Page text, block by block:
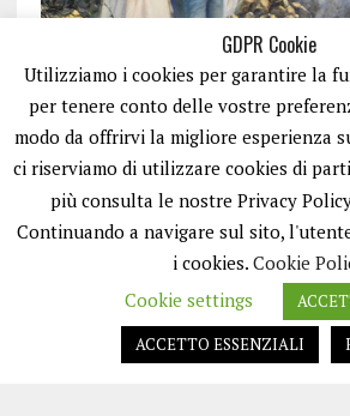
ISCRIVITI
GDPR Cookie
Utilizziamo i cookies per garantire la
per tenere conto delle vostre
modo da offrirvi la migliore esperienza
ci riserviamo di utilizzare cookies di
più consulta le nostre Privacy
Continuando a navigare sul sito,
i cookies. Cookie
Cookie settings
ACCETTO ESSENZIALI